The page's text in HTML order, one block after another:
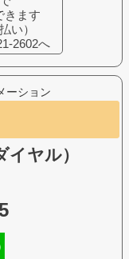
ーション
イヤル）
きます
い）
2602へ